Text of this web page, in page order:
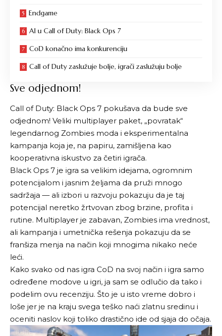
Endgame
AI u Call of Duty: Black Ops 7
CoD konačno ima konkurenciju
Call of Duty zaslužuje bolje, igrači zaslužuju bolje
Sve odjednom!
Call of Duty: Black Ops 7 pokušava da bude sve
odjednom! Veliki multiplayer paket, „povratak“
legendarnog Zombies moda i eksperimentalna
kampanja koja je, na papiru, zamišljena kao
kooperativna iskustvo za četiri igrača.
Black Ops 7 je igra sa velikim idejama, ogromnim
potencijalom i jasnim željama da pruži mnogo
sadržaja — ali izbori u razvoju pokazuju da je taj
potencijal neretko žrtvovan zbog brzine, profita i
rutine. Multiplayer je zabavan, Zombies ima vrednost,
ali kampanja i umetnička rešenja pokazuju da se
franšiza menja na način koji mnogima nikako neće
leći.
Kako svako od nas igra CoD na svoj način i igra samo
određene modove u igri, ja sam se odlučio da tako i
podelim ovu recenziju. Što je u isto vreme dobro i
loše jer je na kraju svega teško naći zlatnu sredinu i
oceniti naslov koji toliko drastično ide od sjaja do očaja.